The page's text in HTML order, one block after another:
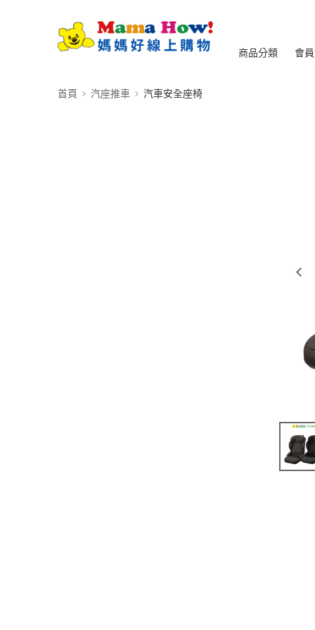
商品分類 會
首頁 汽座推車 汽車安全座椅